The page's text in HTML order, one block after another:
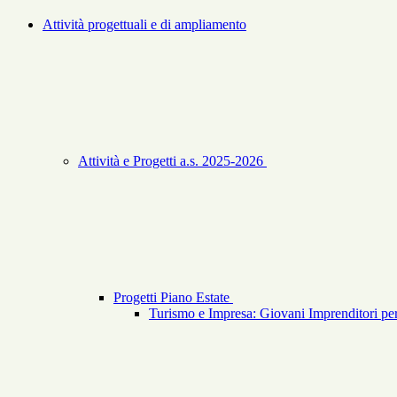
Attività progettuali e di ampliamento
Attività e Progetti a.s. 2025-2026
Progetti Piano Estate
Turismo e Impresa: Giovani Imprenditori